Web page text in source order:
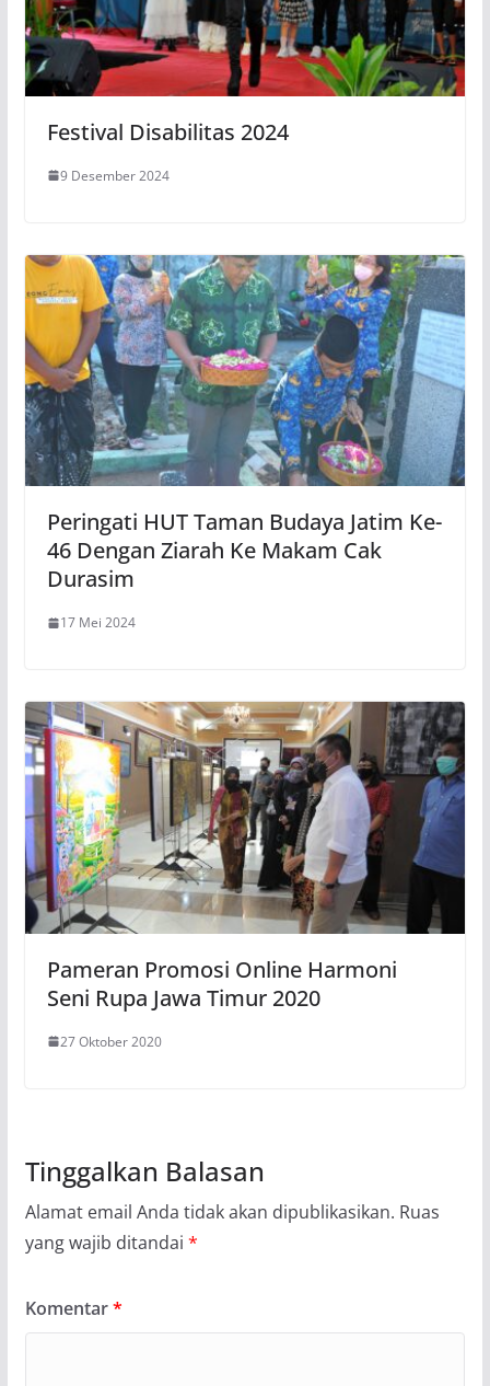
Festival Disabilitas 2024
9 Desember 2024
Peringati HUT Taman Budaya Jatim Ke-
46 Dengan Ziarah Ke Makam Cak
Durasim
17 Mei 2024
Pameran Promosi Online Harmoni
Seni Rupa Jawa Timur 2020
27 Oktober 2020
Tinggalkan Balasan
Alamat email Anda tidak akan dipublikasikan. Ruas
yang wajib ditandai *
Komentar*